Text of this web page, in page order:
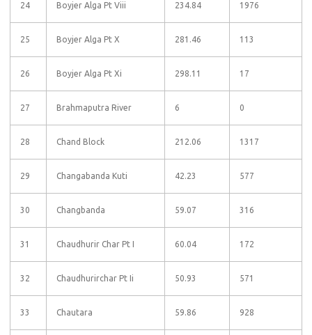
24 Boyjer Alga Pt Viii 234.84 1976
25 Boyjer Alga Pt X 281.46 113
26 Boyjer Alga Pt Xi 298.11 17
27 Brahmaputra River 6 0
28 Chand Block 212.06 1317
29 Changabanda Kuti 42.23 577
30 Changbanda 59.07 316
31 Chaudhurir Char Pt I 60.04 172
32 Chaudhurirchar Pt Ii 50.93 571
33 Chautara 59.86 928